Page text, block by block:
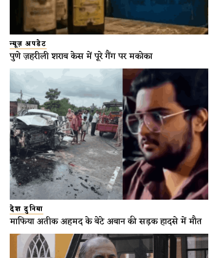
न्यूज़ अपडेट
पुणे ज़हरीली शराब केस में पूरे गैंग पर मकोका
देश दुनिया
माफिया अतीक अहमद के बेटे अबान की सड़क हादसे में मौत